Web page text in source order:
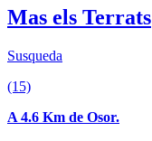
Mas els Terrats
Susqueda
(15)
A 4.6 Km de Osor.